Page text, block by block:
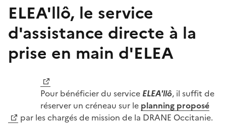
ELEA'llô, le service
d'assistance directe à la
prise en main d'ELEA
Image
Pour bénéficier du service ELEA'llô, il suffit de
réserver un créneau sur le planning proposé
par les chargés de mission de la DRANE Occitanie.